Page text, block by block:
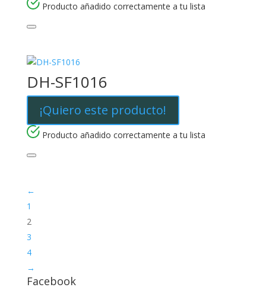
Producto añadido correctamente a tu lista
DH-SF1016
¡Quiero este producto!
Producto añadido correctamente a tu lista
←
1
2
3
4
→
Facebook